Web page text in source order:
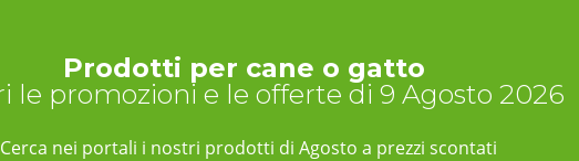
Prodotti per cane o gatto
le promozioni e le offerte di 9 Agosto 2026
Cerca nei portali i nostri prodotti di Agosto a prezzi scontati